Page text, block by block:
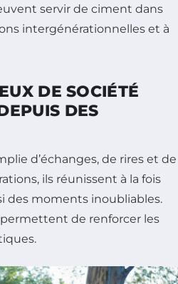
servir de ciment dans
intergénérationnelles et à
DE SOCIÉTÉ
DES
d’échanges, de rires et de
ils réunissent à la fois
des moments inoubliables.
de renforcer les